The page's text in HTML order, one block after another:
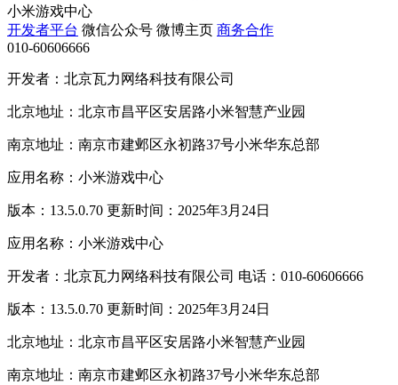
小米游戏中心
开发者平台 微信公众号 微博主页 商务合作
010-60606666
开发者：北京瓦力网络科技有限公司
北京地址：北京市昌平区安居路小米智慧产业园
南京地址：南京市建邺区永初路37号小米华东总部
应用名称：小米游戏中心
版本：13.5.0.70 更新时间：2025年3月24日
应用名称：小米游戏中心
开发者：北京瓦力网络科技有限公司 电话：010-60606666
版本：13.5.0.70 更新时间：2025年3月24日
北京地址：北京市昌平区安居路小米智慧产业园
南京地址：南京市建邺区永初路37号小米华东总部